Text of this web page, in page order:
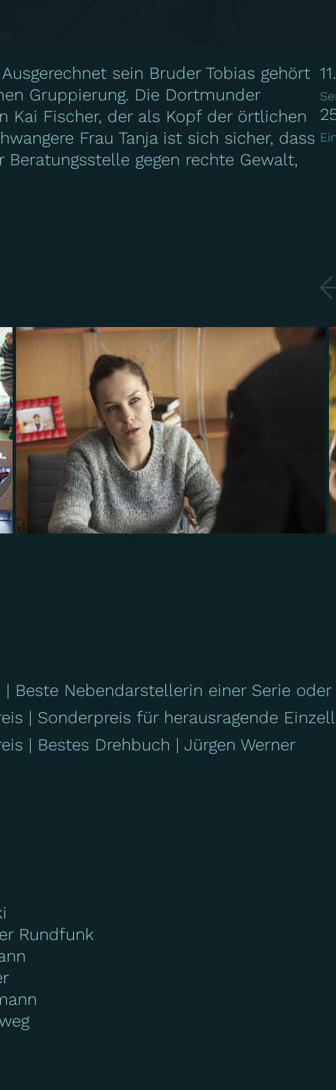
sein Bruder Tobias gehört
Gruppierung. Die Dortmunder
Kai Fischer, der als Kopf der örtlichen
Frau Tanja ist sich sicher, dass
gegen rechte Gewalt,
Beste Nebendarstellerin einer Serie oder
Sonderpreis für herausragende
Bestes Drehbuch Jürgen Werner
Rundfunk